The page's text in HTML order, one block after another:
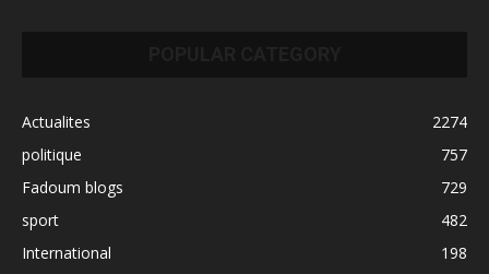
Actualites
2274
politique
757
Fadoum blogs
729
sport
482
International
198